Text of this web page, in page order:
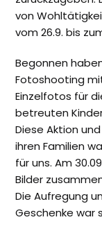
von
vom 26.9. bis
Begonnen
Fotoshooting
Einzelfotos für
betreuten
Diese Aktion
ihren Familien
für uns. Am
Bilder
Die Aufregung
Geschenke war